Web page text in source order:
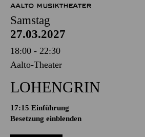
AALTO MUSIKTHEATER
Samstag
27.03.2027
18:00 - 22:30
Aalto-Theater
LOHENGRIN
17:15 Einführung
Besetzung einblenden